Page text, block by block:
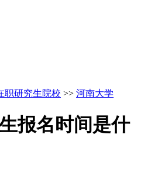
职研究生院校 >> 河南大学
报名时间是什